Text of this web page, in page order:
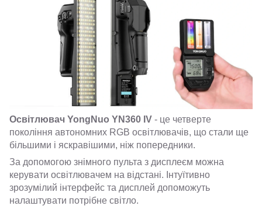
Освітлювач YongNuo YN360 IV - це четверте
покоління автономних RGB освітлювачів, що стали ще
більшими і яскравішими, ніж попередники.
За допомогою знімного пульта з дисплеєм можна
керувати освітлювачем на відстані. Інтуїтивно
зрозумілий інтерфейс та дисплей допоможуть
налаштувати потрібне світло.